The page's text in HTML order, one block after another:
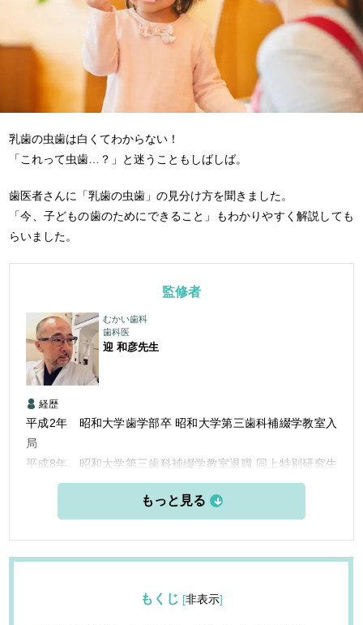
乳歯の虫歯は白くてわからない！
「これって虫歯…？」と迷うこともしばしば。
歯医者さんに「乳歯の虫歯」の見分け方を聞きました。
「今、子どもの歯のためにできること」もわかりやすく解説しても
らいました。
監修者
むかい歯科
歯科医
迎 和彦先生
経歴
平成2年 昭和大学歯学部卒 昭和大学第三歯科補綴学教室入
局
平成8年 昭和大学第三歯科補綴学教室退職 同上特別研究生
都内歯科医院管理者（院長）勤務
もくじ [非表示]